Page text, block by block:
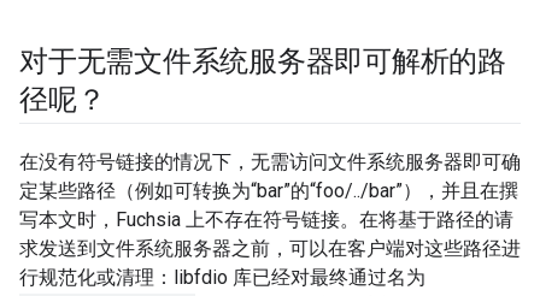
对于无需文件系统服务器即可解析的路
径呢？
在没有符号链接的情况下，无需访问文件系统服务器即可确
定某些路径（例如可转换为“bar”的“foo/../bar”），并且在撰
写本文时，Fuchsia 上不存在符号链接。在将基于路径的请
求发送到文件系统服务器之前，可以在客户端对这些路径进
行规范化或清理：libfdio 库已经对最终通过名为